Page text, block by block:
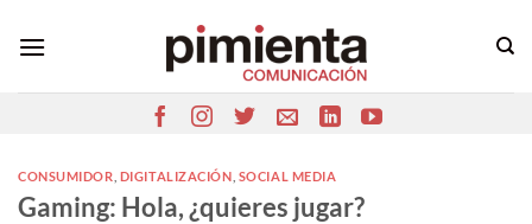
CONSUMIDOR DIGITALIZACIÓN SOCIAL MEDIA
Gaming: Hola, ¿quieres jugar?